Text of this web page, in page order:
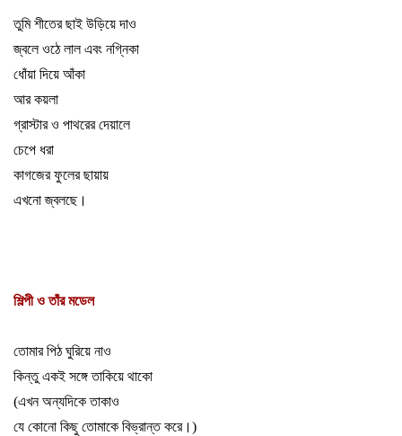
তুমি শীতের ছাই উড়িয়ে দাও
জ্বলে ওঠে লাল এবং নগ্নিকা
ধোঁয়া দিয়ে আঁকা
আর কয়লা
গ্রাস্টার ও পাথরের দেয়ালে
চেপে ধরা
কাগজের ফুলের ছায়ায়
এখনো জ্বলছে।
শিল্পী ও তাঁর মডেল
তোমার পিঠ ঘুরিয়ে নাও
কিন্তু একই সঙ্গে তাকিয়ে থাকো
(এখন অন্যদিকে তাকাও
যে কোনো কিছু তোমাকে বিভ্রান্ত করে।)